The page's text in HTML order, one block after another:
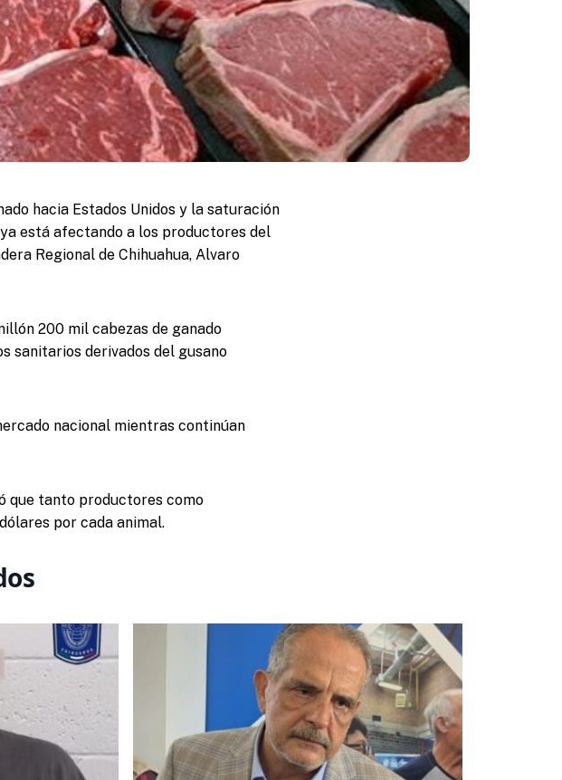
hacia Estados Unidos y la saturación
está afectando a los productores del
Regional de Chihuahua, Alvaro
200 mil cabezas de ganado
sanitarios derivados del gusano
nacional mientras continúan
que tanto productores como
por cada animal.